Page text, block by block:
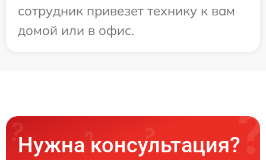
сотрудник привезет технику к вам
домой или в офис.
Нужна консультация?